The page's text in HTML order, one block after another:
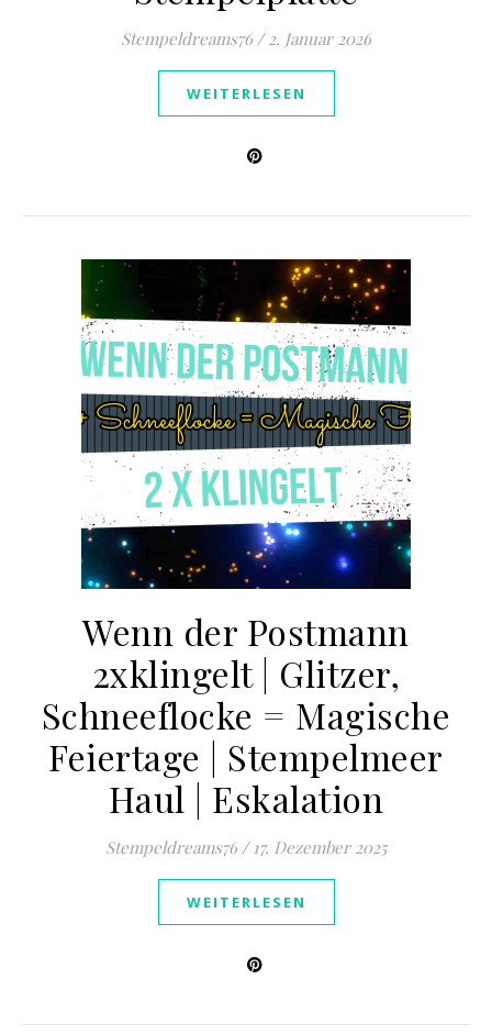
Stempeldreams76 / 2. Januar 2026
WEITERLESEN
Wenn der Postmann
2xklingelt | Glitzer,
Schneeflocke = Magische
Feiertage | Stempelmeer
Haul | Eskalation
Stempeldreams76 / 17. Dezember 2025
WEITERLESEN